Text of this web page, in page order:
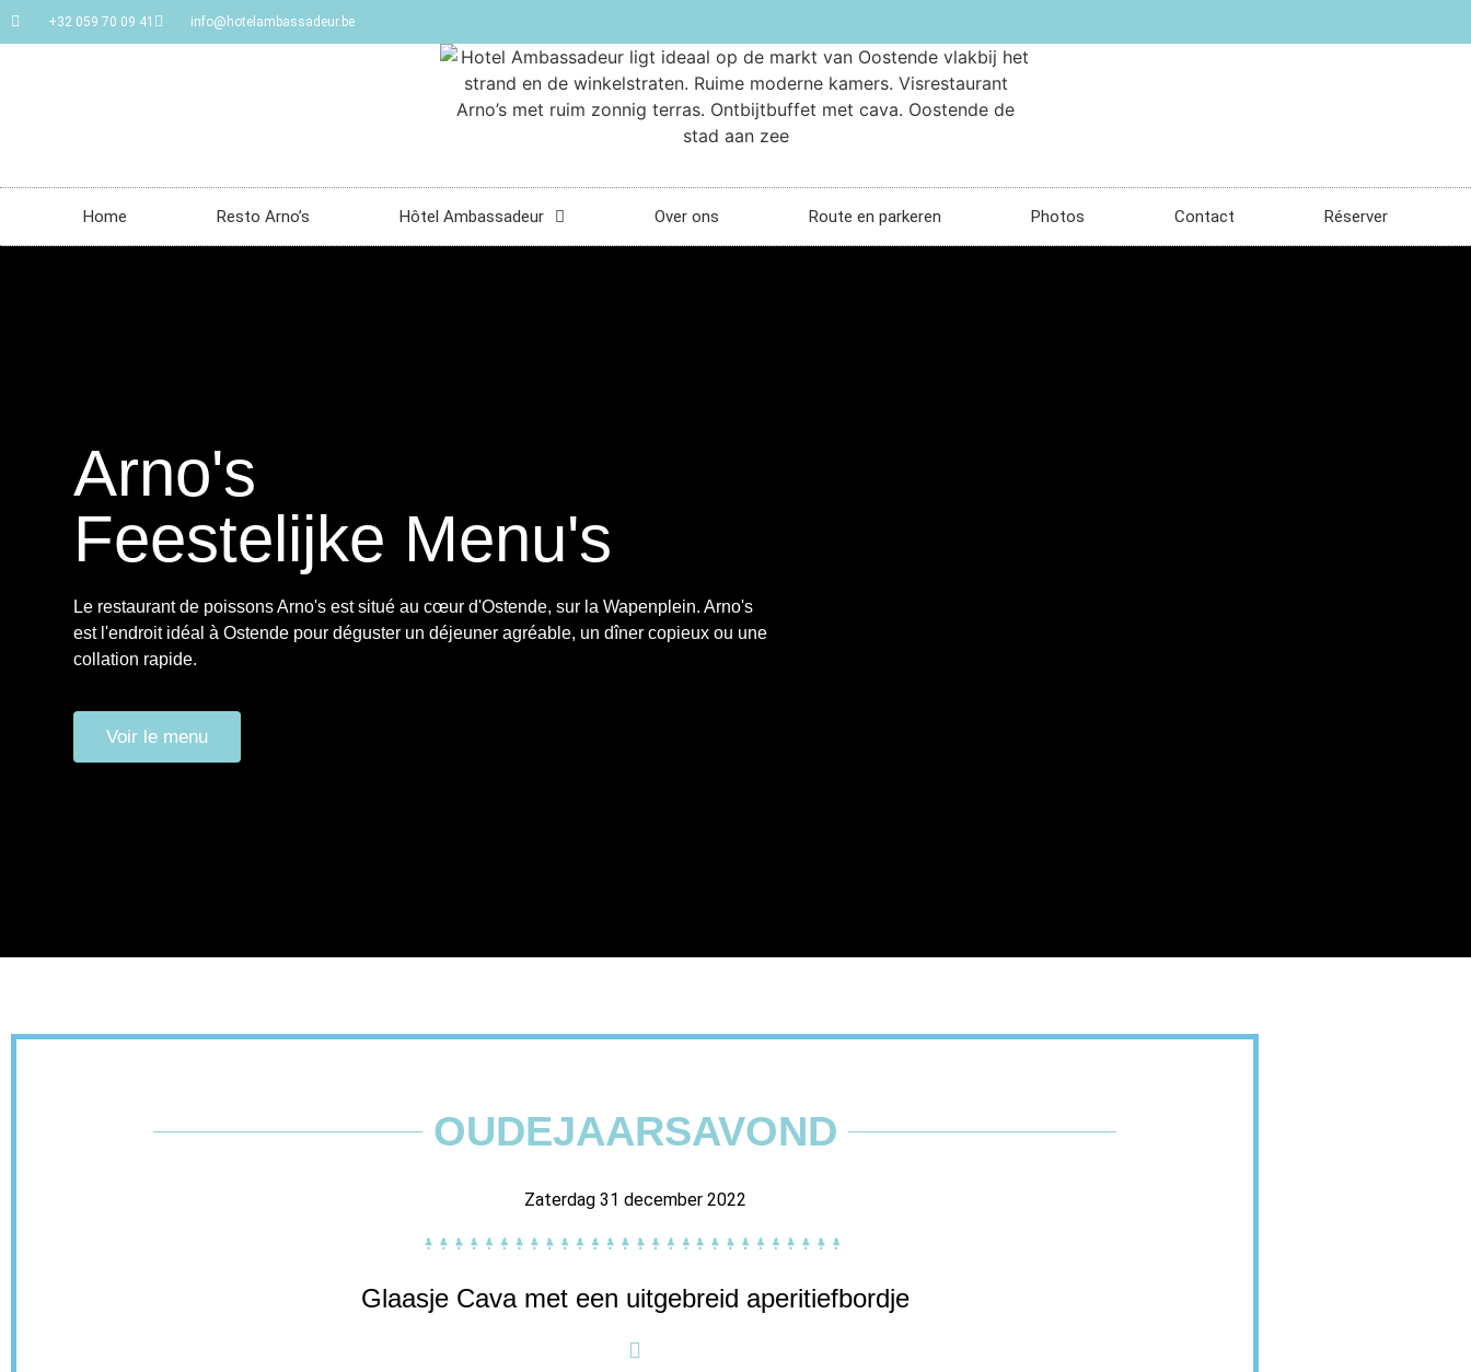
+32 059 70 09 41 info@hotelambassadeur.be
Home Resto Arno’s Hôtel Ambassadeur Over ons Route en parkeren Photos Contact Réserver
Arno's
Feestelijke Menu's
Le restaurant de poissons Arno's est situé au cœur d'Ostende, sur la Wapenplein. Arno's
est l'endroit idéal à Ostende pour déguster un déjeuner agréable, un dîner copieux ou une
collation rapide.
Voir le menu
OUDEJAARSAVOND
Zaterdag 31 december 2022
Glaasje Cava met een uitgebreid aperitiefbordje